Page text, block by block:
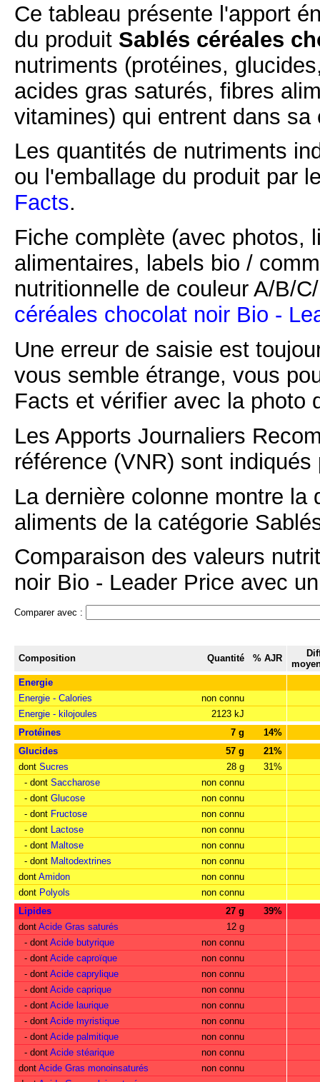
Ce tableau présente l'apport
du produit Sablés céréales
nutriments (protéines,
acides gras saturés, fibres
vitamines) qui entrent dans sa
Les quantités de nutriments
ou l'emballage du produit par
Facts.
Fiche complète (avec photos,
alimentaires, labels bio /
nutritionnelle de couleur A/B/
céréales chocolat noir Bio -
Une erreur de saisie est
vous semble étrange, vous
Facts et vérifier avec la photo
Les Apports Journaliers
référence (VNR) sont
La dernière colonne montre
aliments de la catégorie
Comparaison des valeurs
noir Bio - Leader Price avec
Comparer avec :
Composition Quantité % AJR
Energie
Energie - Calories
non connu
Energie - kilojoules
2123 kJ
Protéines
7 g
14%
Glucides
57 g
21%
dont Sucres 28 g
31%
- dont Saccharose
non connu
- dont Glucose
non connu
- dont Fructose
non connu
- dont Lactose
non connu
- dont Maltose
non connu
- dont Maltodextrines
non connu
dont Amidon
non connu
dont Polyols
non connu
Lipides
27 g
39%
dont Acide Gras saturés
12 g
- dont Acide butyrique
non connu
- dont Acide caproïque
non connu
- dont Acide caprylique
non connu
- dont Acide caprique
non connu
- dont Acide laurique
non connu
- dont Acide myristique
non connu
- dont Acide palmitique
non connu
- dont Acide stéarique
non connu
dont Acide Gras monoinsaturés
non connu